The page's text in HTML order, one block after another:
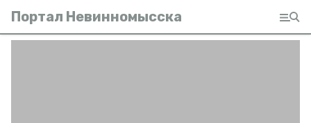
Портал Невинномысска